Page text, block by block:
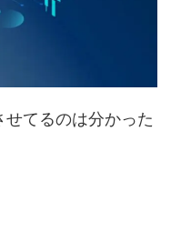
てるのは分かった